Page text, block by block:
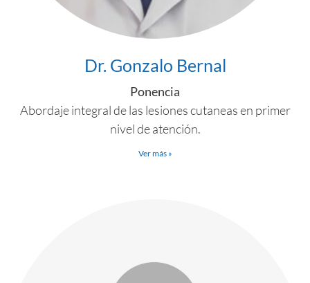
Dr. Gonzalo Bernal
Ponencia
Abordaje integral de las lesiones cutaneas en primer
nivel de atención.
Ver más »